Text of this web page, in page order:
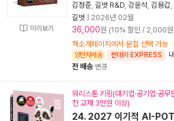
미리보기
김정준 길벗 R&D 강윤석 김용갑
길벗
2026년 02월
36,000원 (10% 할인 / 2,000
책소개페이지에서 분철 선택 가능
양탄자배송 썬데이 EXPRESS
전 배송 변경
워리스톤 키링(대기업·공기업·공
천 교재 3만원 이상)
24. 2027 이기적 AI-POT